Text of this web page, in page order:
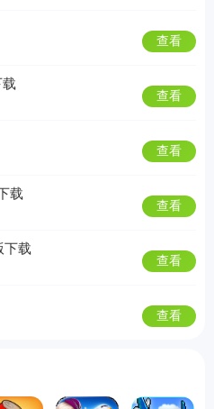
查看
查看
查看
载
查看
下载
查看
查看